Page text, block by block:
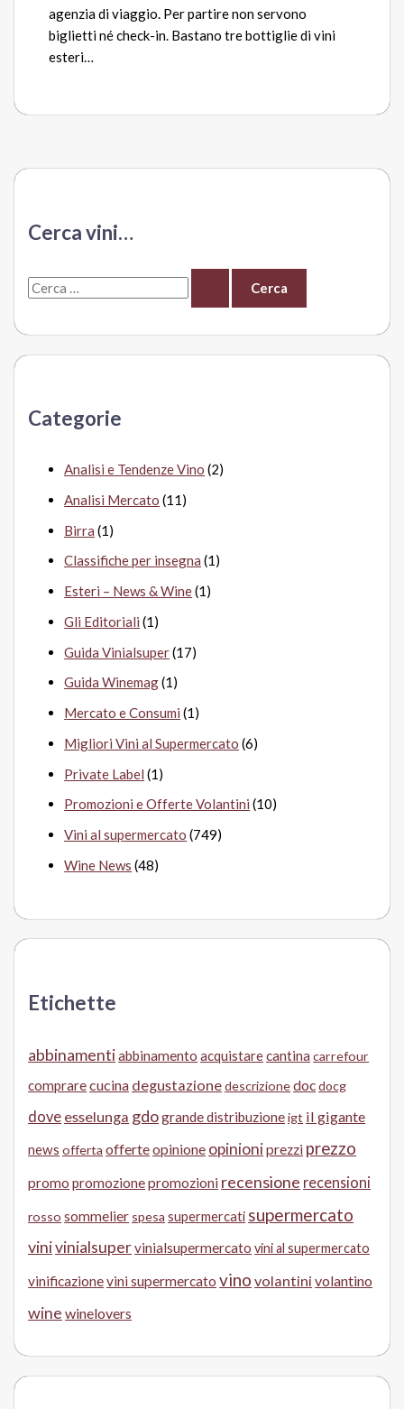
agenzia di viaggio. Per partire non servono
biglietti né check-in. Bastano tre bottiglie di vini
esteri…
Cerca vini…
C
r
:Categorie
Analisi e Tendenze Vino (2)
Analisi Mercato (11)
Birra (1)
Classifiche per insegna (1)
Esteri – News & Wine(1)
Gli Editoriali (1)
Guida Vinialsuper(17)
Guida Winemag(1)
Mercato e Consumi (1)
Migliori Vini al Supermercato (6)
Private Label (1)
Promozioni e Offerte Volantini (10)
Vini al supermercato (749)
Wine News (48)
Etichette
abbinamentiabbinamento acquistarecantina carrefour
comprarecucina degustazionedescrizionedocdocg
dove esselunga gdogrande distribuzioneigt il gigante
news offerta offerteopinione opinioniprezzi prezzo
promo promozionepromozioni recensione recensioni
rosso sommelier spesa supermercati supermercato
vinivinialsupervinialsupermercato vini al supermercato
vinificazionevini supermercato vino volantini volantino
wine winelovers